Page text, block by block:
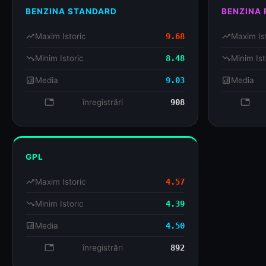
BENZINA STANDARD
trending_upMaxim Istoric 9.68
trending_downMinim Istoric 8.48
analyticsMedia 9.03
database înregistrări 908
BENZINA
trending_upMaxim
trending_downMinim
analyticsMedia
GPL
trending_upMaxim Istoric 4.57
trending_downMinim Istoric 4.39
analyticsMedia 4.50
database înregistrări 892